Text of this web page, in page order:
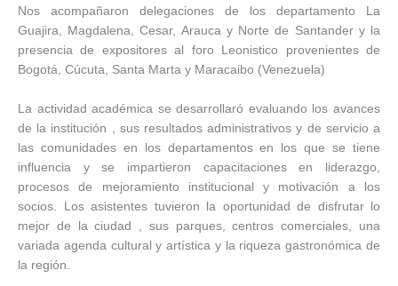
Nos acompañaron delegaciones de los departamento La
Guajira, Magdalena, Cesar, Arauca y Norte de Santander y la
presencia de expositores al foro Leonistico provenientes de
Bogotá, Cúcuta, Santa Marta y Maracaibo (Venezuela)
La actividad académica se desarrollaró evaluando los avances
de la institución , sus resultados administrativos y de servicio a
las comunidades en los departamentos en los que se tiene
influencia y se impartieron capacitaciones en liderazgo,
procesos de mejoramiento institucional y motivación a los
socios. Los asistentes tuvieron la oportunidad de disfrutar lo
mejor de la ciudad , sus parques, centros comerciales, una
variada agenda cultural y artística y la riqueza gastronómica de
la región.